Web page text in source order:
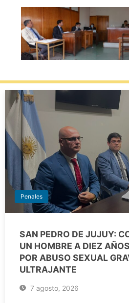
Penales
SAN PEDRO DE JUJUY:
UN HOMBRE A DIEZ
POR ABUSO SEXUAL
ULTRAJANTE
7 agosto, 2026